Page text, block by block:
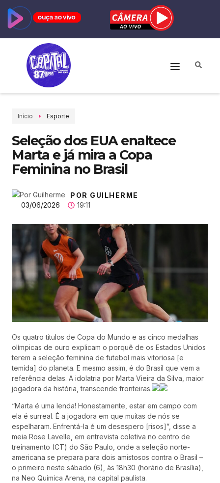
Início Esporte
Seleção dos EUA enaltece
Marta e já mira a Copa
Feminina no Brasil
POR GUILHERME
03/06/2026
19:11
Os quatro títulos de Copa do Mundo e as cinco medalhas
olímpicas de ouro explicam o porquê de os Estados Unidos
terem a seleção feminina de futebol mais vitoriosa [e
temida] do planeta. E mesmo assim, é do Brasil que vem a
referência delas. A idolatria por Marta Vieira da Silva, maior
jogadora da história, transcende fronteiras.
“Marta é uma lenda! Honestamente, estar em campo com
ela é surreal. É a jogadora em que muitas de nós se
espelharam. Enfrentá-la é um desespero [risos]”, disse a
meia Rose Lavelle, em entrevista coletiva no centro de
treinamento (CT) do São Paulo, onde a seleção norte-
americana se prepara para dois amistosos contra o Brasil –
o primeiro neste sábado (6), às 18h30 (horário de Brasília),
na Neo Química Arena, na capital paulista.